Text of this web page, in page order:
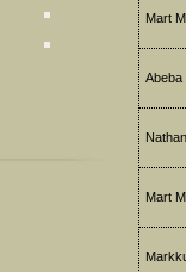
Mart
Abeba
Mart